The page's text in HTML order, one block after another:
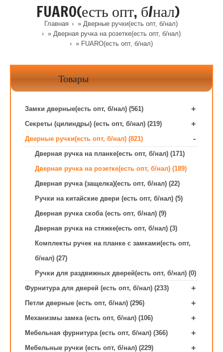
FUARO(есть опт, б/нал)
Главная » Дверные ручки(есть опт, б/нал)
» Дверная ручка на розетке(есть опт, б/нал)
» FUARO(есть опт, б/нал)
Товары
Замки дверные(есть опт, б/нал) (561) +
Секреты (цилиндры) (есть опт, б/нал) (219) +
Дверные ручки(есть опт, б/нал) (821) -
Дверная ручка на планке(есть опт, б/нал) (171)
Дверная ручка на розетке(есть опт, б/нал) (189)
Дверная ручка (защелка)(есть опт, б/нал) (22)
Ручки на китайские двери (есть опт, б/нал) (5)
Дверная ручка скоба (есть опт, б/нал) (9)
Дверная ручка на стяжке(есть опт, б/нал) (3)
Комплекты ручек на планке с замками(есть опт,
б/нал) (27)
Ручки для раздвижных дверей(есть опт, б/нал) (0)
Фурнитура для дверей (есть опт, б/нал) (233)
+
Петли дверные (есть опт, б/нал) (296) +
Механизмы замка (есть опт, б/нал) (106) +
Мебельная фурнитура (есть опт, б/нал) (366) +
Мебельные ручки (есть опт, б/нал) (229) +